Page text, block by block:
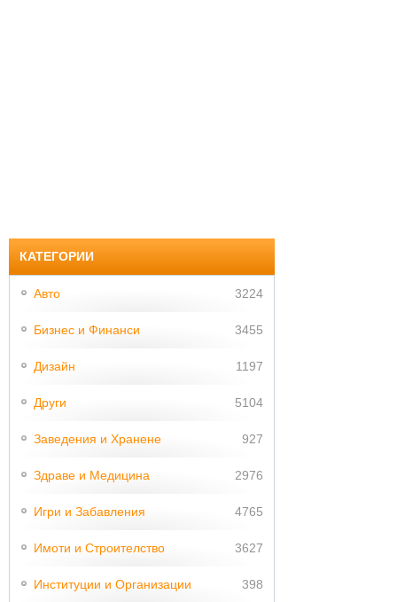
КАТЕГОРИИ
Авто 3224
Бизнес и Финанси 3455
Дизайн 1197
Други 5104
Заведения и Хранене 927
Здраве и Медицина 2976
Игри и Забавления 4765
Имоти и Строителство 3627
Институции и Организации 398